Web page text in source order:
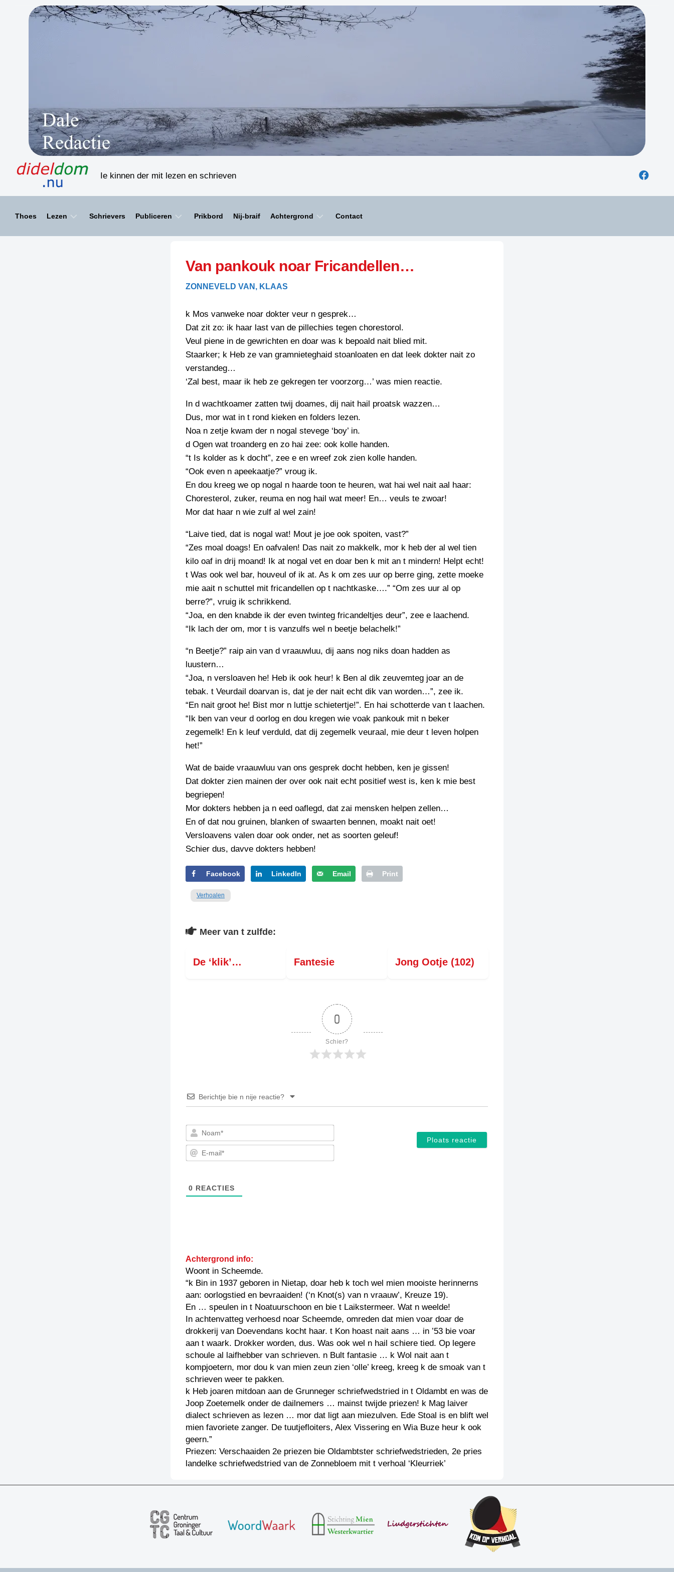
Ie kinnen der mit lezen en schrieven
Thoes Lezen
HAIKU’S
LIMERICKS
SCHRIEFWEDSTRIED
FLYER
INZENDENS
PERSBERICHT
SCHRIEFWEDSTRIED
FLYER
INZENDENS
JURYRAPPORT
FOTO’S
SCHRIEFWEDSTRIED
SCHRIEFWEDSTRIED
2026
STRIPS
TIEDSCHRIFT
TENEEL
BIENOAMEN
LEGENDEN
RECEPTEN
SPREUKEN
VEURDRACHTEN
Schrievers Publiceren
SPELLENSCONTROLE
SCHRIEFREGELS
Prikbord Nij-braif Achtergrond
KREUZE
JOEN
PAZZIPANTEN
Contact
Van pankouk noar Fricandellen…
ZONNEVELD VAN, KLAAS
k Mos vanweke noar dokter veur n gesprek…
Dat zit zo: ik haar last van de pillechies tegen chorestorol.
Veul piene in de gewrichten en doar was k bepoald nait blied mit.
Staarker; k Heb ze van gramnieteghaid stoanloaten en dat leek dokter nait zo
verstandeg…
‘Zal best, maar ik heb ze gekregen ter voorzorg…’ was mien reactie.
In d wachtkoamer zatten twij doames, dij nait hail proatsk wazzen…
Dus, mor wat in t rond kieken en folders lezen.
Noa n zetje kwam der n nogal stevege ‘boy’ in.
d Ogen wat troanderg en zo hai zee: ook kolle handen.
“t Is kolder as k docht”, zee e en wreef zok zien kolle handen.
“Ook even n apeekaatje?” vroug ik.
En dou kreeg we op nogal n haarde toon te heuren, wat hai wel nait aal haar:
Choresterol, zuker, reuma en nog hail wat meer! En… veuls te zwoar!
Mor dat haar n wie zulf al wel zain!
“Laive tied, dat is nogal wat! Mout je joe ook spoiten, vast?”
“Zes moal doags! En oafvalen! Das nait zo makkelk, mor k heb der al wel tien
kilo oaf in drij moand! Ik at nogal vet en doar ben k mit an t mindern! Helpt echt!
t Was ook wel bar, houveul of ik at. As k om zes uur op berre ging, zette moeke
mie aait n schuttel mit fricandellen op t nachtkaske….” “Om zes uur al op
berre?”, vruig ik schrikkend.
“Joa, en den knabde ik der even twinteg fricandeltjes deur”, zee e laachend.
“Ik lach der om, mor t is vanzulfs wel n beetje belachelk!”
“n Beetje?” raip ain van d vraauwluu, dij aans nog niks doan hadden as
luustern…
“Joa, n versloaven he! Heb ik ook heur! k Ben al dik zeuvemteg joar an de
tebak. t Veurdail doarvan is, dat je der nait echt dik van worden…”, zee ik.
“En nait groot he! Bist mor n luttje schietertje!”. En hai schotterde van t laachen.
“Ik ben van veur d oorlog en dou kregen wie voak pankouk mit n beker
zegemelk! En k leuf verduld, dat dij zegemelk veuraal, mie deur t leven holpen
het!”
Wat de baide vraauwluu van ons gesprek docht hebben, ken je gissen!
Dat dokter zien mainen der over ook nait echt positief west is, ken k mie best
begriepen!
Mor dokters hebben ja n eed oaflegd, dat zai mensken helpen zellen…
En of dat nou gruinen, blanken of swaarten bennen, moakt nait oet!
Versloavens valen doar ook onder, net as soorten geleuf!
Schier dus, davve dokters hebben!
Facebook LinkedIn Email Print
Verhoalen
Meer van t zulfde:
De ‘klik’… Fantesie Jong Ootje (102)
0
Schier?
Berichtje bie n nije reactie?
Noam*
E-
0 REACTIES
Achtergrond info:
Woont in Scheemde.
“k Bin in 1937 geboren in Nietap, doar heb k toch wel mien mooiste herinnerns
aan: oorlogstied en bevraaiden! (‘n Knot(s) van n vraauw’, Kreuze 19).
En … speulen in t Noatuurschoon en bie t Laikstermeer. Wat n weelde!
In achtenvatteg verhoesd noar Scheemde, omreden dat mien voar doar de
drokkerij van Doevendans kocht haar. t Kon hoast nait aans … in ’53 bie voar
aan t waark. Drokker worden, dus. Was ook wel n hail schiere tied. Op legere
schoule al laifhebber van schrieven. n Bult fantasie … k Wol nait aan t
kompjoetern, mor dou k van mien zeun zien ‘olle’ kreeg, kreeg k de smoak van t
schrieven weer te pakken.
k Heb joaren mitdoan aan de Grunneger schriefwedstried in t Oldambt en was de
Joop Zoetemelk onder de dailnemers … mainst twijde priezen! k Mag laiver
dialect schrieven as lezen … mor dat ligt aan miezulven. Ede Stoal is en blift wel
mien favoriete zanger. De tuutjefloiters, Alex Vissering en Wia Buze heur k ook
geern.”
Priezen: Verschaaiden 2e priezen bie Oldambtster schriefwedstrieden, 2e pries
landelke schriefwedstried van de Zonnebloem mit t verhoal ‘Kleurriek’